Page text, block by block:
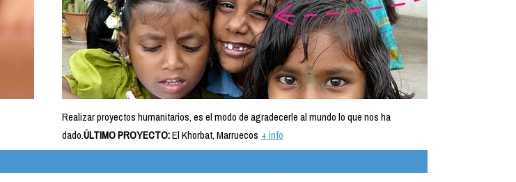
Realizar proyectos humanitarios, es el modo de agradecerle al mundo lo que nos ha
dado.ÚLTIMO PROYECTO:El Khorbat, Marruecos + info